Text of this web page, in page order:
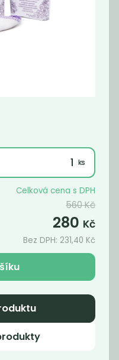
Bhringraj
900Kč
Celková cena s DPH
560Kč
280 Kč
Bez DPH: 231,40 Kč